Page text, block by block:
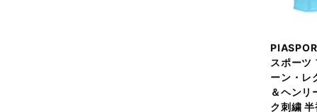
スポーツ
ーン・レ
＆ヘンリ
ク刺繍